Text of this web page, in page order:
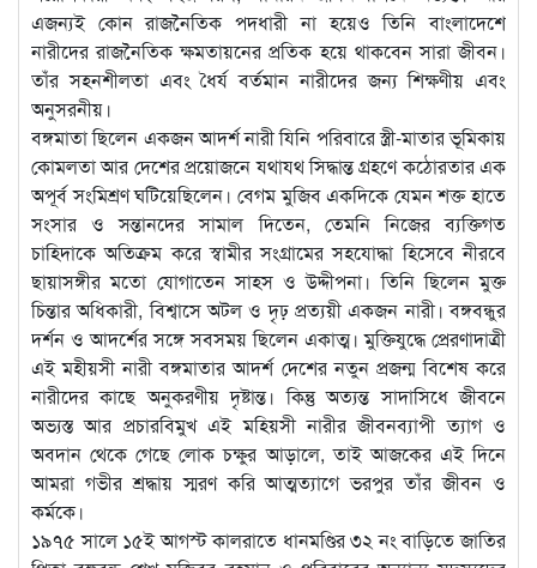
এজন্যই কোন রাজনৈতিক পদধারী না হয়েও তিনি বাংলাদেশে
নারীদের রাজনৈতিক ক্ষমতায়নের প্রতিক হয়ে থাকবেন সারা জীবন।
তাঁর সহনশীলতা এবং ধৈর্য বর্তমান নারীদের জন্য শিক্ষণীয় এবং
অনুসরনীয়।
বঙ্গমাতা ছিলেন একজন আদর্শ নারী যিনি পরিবারে স্ত্রী-মাতার ভূমিকায়
কোমলতা আর দেশের প্রয়োজনে যথাযথ সিদ্ধান্ত গ্রহণে কঠোরতার এক
অপূর্ব সংমিশ্রণ ঘটিয়েছিলেন। বেগম মুজিব একদিকে যেমন শক্ত হাতে
সংসার ও সন্তানদের সামাল দিতেন, তেমনি নিজের ব্যক্তিগত
চাহিদাকে অতিক্রম করে স্বামীর সংগ্রামের সহযোদ্ধা হিসেবে নীরবে
ছায়াসঙ্গীর মতো যোগাতেন সাহস ও উদ্দীপনা। তিনি ছিলেন মুক্ত
চিন্তার অধিকারী, বিশ্বাসে অটল ও দৃঢ় প্রত্যয়ী একজন নারী। বঙ্গবন্ধুর
দর্শন ও আদর্শের সঙ্গে সবসময় ছিলেন একাত্ম। মুক্তিযুদ্ধে প্রেরণাদাত্রী
এই মহীয়সী নারী বঙ্গমাতার আদর্শ দেশের নতুন প্রজন্ম বিশেষ করে
নারীদের কাছে অনুকরণীয় দৃষ্টান্ত। কিন্তু অত্যন্ত সাদাসিধে জীবনে
অভ্যস্ত আর প্রচারবিমুখ এই মহিয়সী নারীর জীবনব্যাপী ত্যাগ ও
অবদান থেকে গেছে লোক চক্ষুর আড়ালে, তাই আজকের এই দিনে
আমরা গভীর শ্রদ্ধায় স্মরণ করি আত্মত্যাগে ভরপুর তাঁর জীবন ও
কর্মকে।
১৯৭৫ সালে ১৫ই আগস্ট কালরাতে ধানমণ্ডির ৩২ নং বাড়িতে জাতির